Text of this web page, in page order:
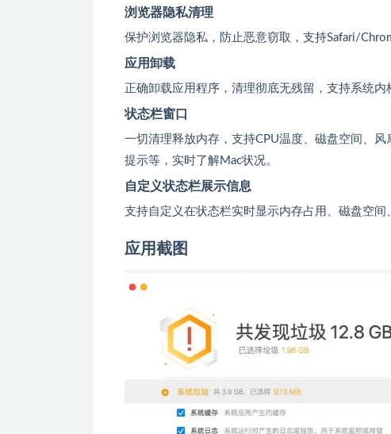
浏览器隐私清理
保护浏览器隐私，防止恶意窃取，支持Safari/
应用卸载
正确卸载应用程序，清理彻底无残留，支持系统内
状态栏窗口
一切清理释放内存，支持CPU温度、磁盘空间、
提示等，实时了解Mac状况。
自定义状态栏展示信息
支持自定义在状态栏实时显示内存占用、磁盘空间
应用截图